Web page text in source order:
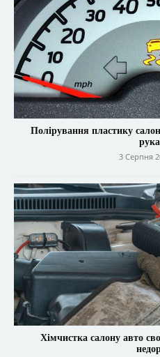
Полірування пластику
3 Серпня
Хімчистка салону авто